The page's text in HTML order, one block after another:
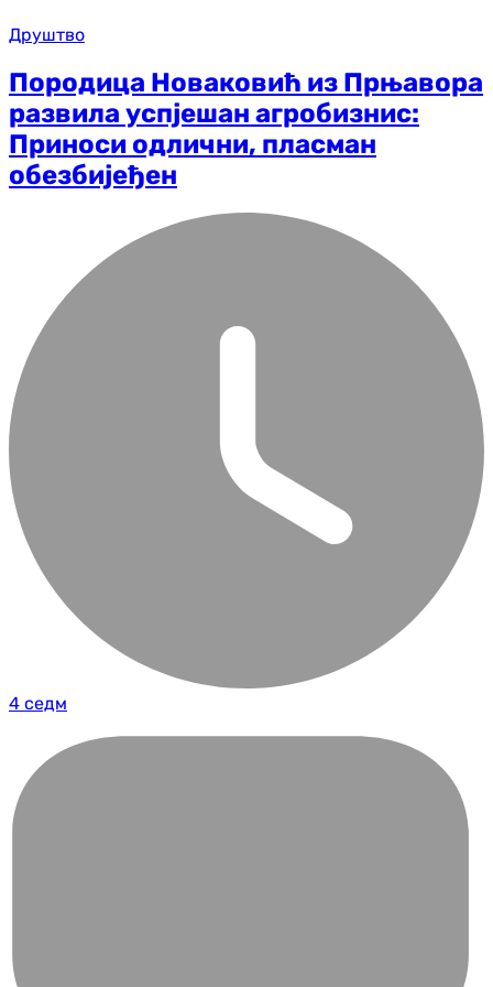
Друштво
Породица Новаковић из Прњавора
развила успјешан агробизнис:
Приноси одлични, пласман
обезбијеђен
4 седм